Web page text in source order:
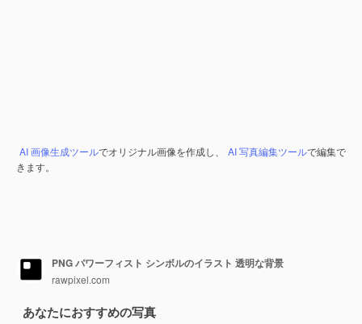
AI 画像生成ツールでオリジナル画像を作成し、 AI 写真編集ツールで編集で
きます。
PNG パワーフィスト シンボルのイラスト 透明な背景
rawpixel.com
あなたにおすすめの写真